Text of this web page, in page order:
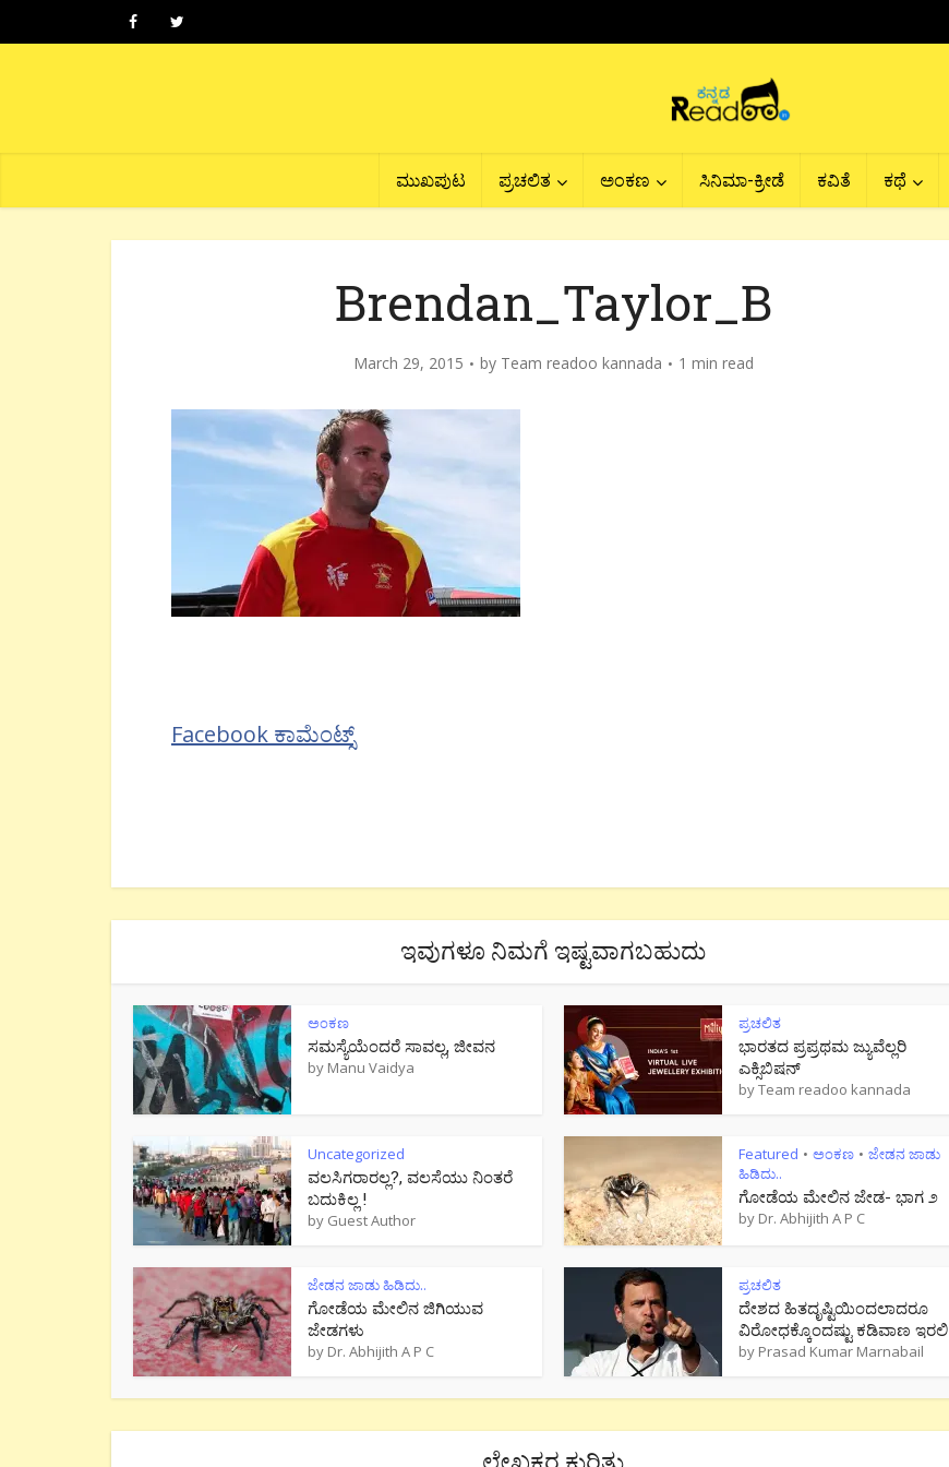
ಮುಖಪುಟ ಪ್ರಚಲಿತ ಅಂಕಣ ಸಿನಿಮಾ-ಕ್ರೀಡೆ ಕವಿತೆ ಕಥೆ
Brendan_Taylor_B
March 29, 2015 by Team readoo kannada 1 min read
Facebook ಕಾಮೆಂಟ್ಸ್
ಇವುಗಳೂ ನಿಮಗೆ ಇಷ್ಟವಾಗಬಹುದು
ಅಂಕಣ
ಸಮಸ್ಯೆಯೆಂದರೆ ಸಾವಲ್ಲ, ಜೀವನ
by Manu Vaidya
ಪ್ರಚಲಿತ
ಭಾರತದ ಪ್ರಪ್ರಥಮ ಜ್ಯುವೆಲ್ಲರಿ
ಎಕ್ಸಿಬಿಷನ್
byTeam readoo kannada
Uncategorized
ವಲಸಿಗರಾರಲ್ಲ?, ವಲಸೆಯು ನಿಂತರೆ
ಬದುಕಿಲ್ಲ !
by Guest Author
Featured • ಅಂಕಣ • ಜೇಡನ ಜಾಡು
ಹಿಡಿದು..
ಗೋಡೆಯ ಮೇಲಿನ ಜೇಡ- ಭಾಗ ೨
by Dr. Abhijith A P C
ಜೇಡನ ಜಾಡು ಹಿಡಿದು..
ಗೋಡೆಯ ಮೇಲಿನ ಜಿಗಿಯುವ
ಜೇಡಗಳು
by Dr. Abhijith A P C
ಪ್ರಚಲಿತ
ದೇಶದ ಹಿತದೃಷ್ಟಿಯಿಂದಲಾದರೂ
ವಿರೋಧಕ್ಕೊಂದಷ್ಟು ಕಡಿವಾಣ ಇರಲಿ
by Prasad Kumar Marnabail